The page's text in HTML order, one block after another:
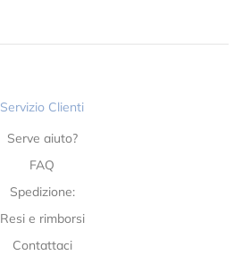
Servizio Clienti
Serve aiuto?
FAQ
Spedizione:
Resi e rimborsi
Contattaci